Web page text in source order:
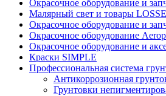
Окрасочное оборудование и
Малярный свет и товары
Окрасочное оборудование и
Окрасочное оборудование
Окрасочное оборудование и
Краски SIMPLE
Профессиональная система
Антикоррозионная
Грунтовки